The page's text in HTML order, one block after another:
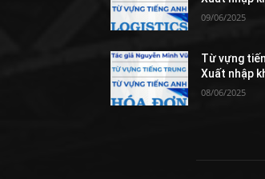
09/06/2025
Từ vựng
Xuất nhập
08/06/2025